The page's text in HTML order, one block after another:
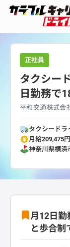
正社員
タクシー
日勤務で
平和交通株式会
タクシードラ
月給209,475
神奈川県横浜
月12日勤
と歩合制